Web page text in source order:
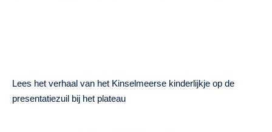
Lees het verhaal van het Kinselmeerse kinderlijkje op de
presentatiezuil bij het plateau